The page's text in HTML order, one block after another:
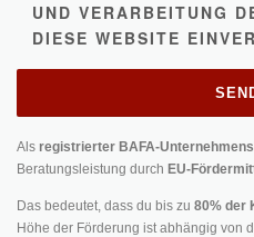
UND VERARBEITUNG
DIESE WEBSITE
Als registrierter BAFA-
Beratungsleistung durch EU-
Das bedeutet, dass du bis zu 80% der
Höhe der Förderung ist abhängig von